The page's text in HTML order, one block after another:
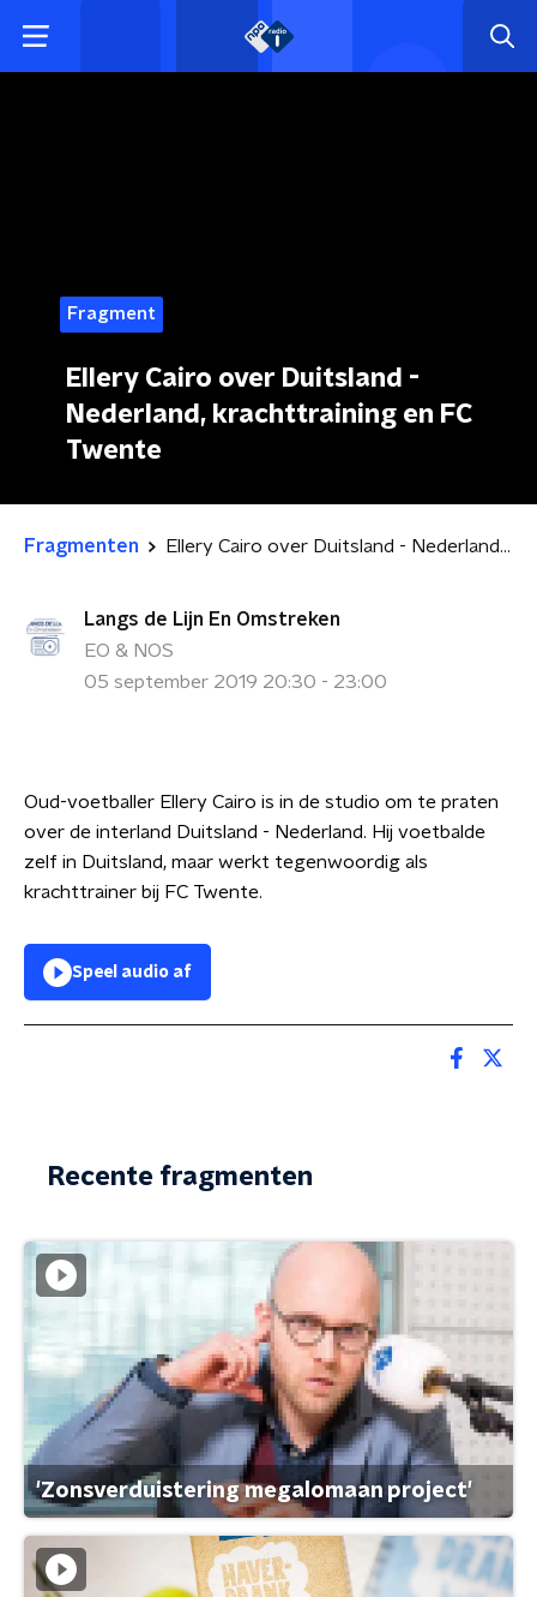
Fragment
Ellery Cairo over Duitsland -
Nederland, krachttraining en FC
Twente
Fragmenten Ellery Cairo over Duitsland - Nederland, krachttraining en FC Twente
Langs de Lijn En Omstreken
EO & NOS
05 september 2019 20:30 - 23:00
Oud-voetballer Ellery Cairo is in de studio om te praten
over de interland Duitsland - Nederland. Hij voetbalde
zelf in Duitsland, maar werkt tegenwoordig als
krachttrainer bij FC Twente.
Speel audio af
Recente fragmenten
'Zonsverduistering megalomaan project'